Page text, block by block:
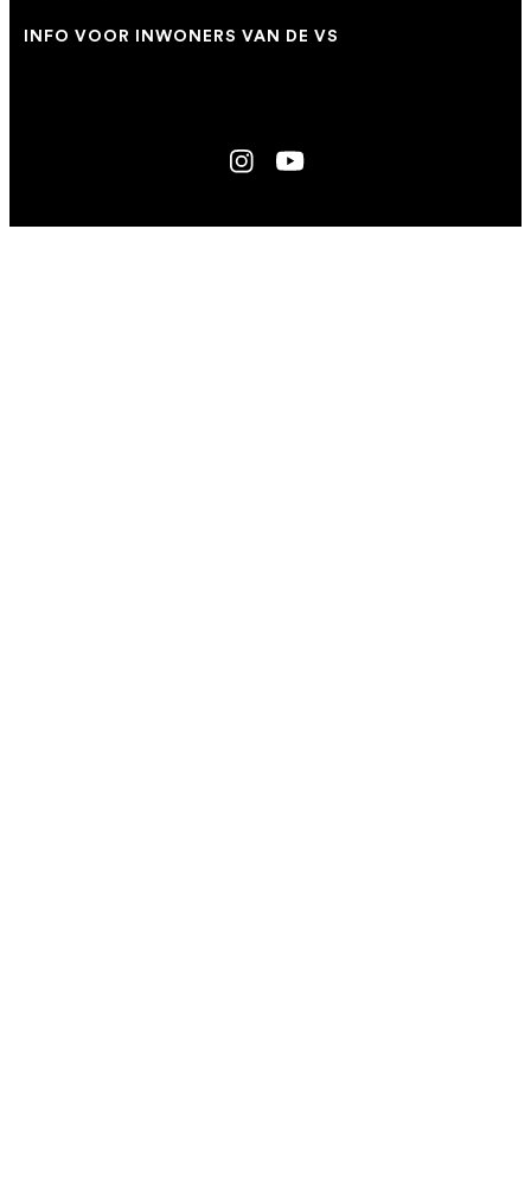
INFO VOOR INWONERS VAN DE VS